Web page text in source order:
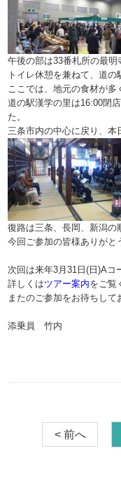
午後の部は33番札所の最明
トイレ休憩を兼ねて、道の
ここでは、地元の食材が多
道の駅漢学の里は16:00閉
た。
三条市内の中心に戻り、本
復路は三条、長岡、新潟の
今回ご参加の皆様ありがと
次回は来年3月31日(日)Aコ
詳しくはツアー案内をご覧
またのご参加をお待ちして
添乗員 竹内
< 前へ